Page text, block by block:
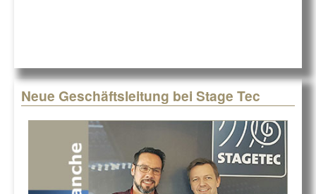
Neue Geschäftsleitung bei Stage Tec